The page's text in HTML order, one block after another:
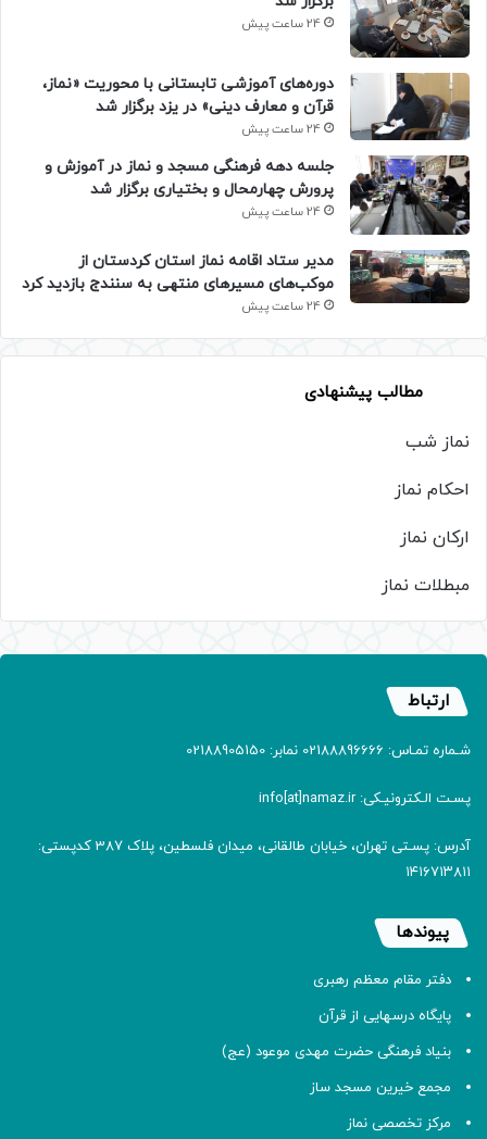
24 ساعت پیش
دوره‌های آموزشی تابستانی با محوریت «نماز،
قرآن و معارف دینی» در یزد برگزار شد
24 ساعت پیش
جلسه دهه فرهنگی مسجد و نماز در آموزش و
پرورش چهارمحال و بختیاری برگزار شد
24 ساعت پیش
مدیر ستاد اقامه نماز استان کردستان از
موکب‌های مسیرهای منتهی به سنندج بازدید کرد
24 ساعت پیش
مطالب پیشنهادی
نماز شب
احکام نماز
ارکان نماز
مبطلات نماز
ارتباط
شـماره تمـاس: 02188896666 نمابر: 02188905150
پسـت الـکترونیـکی: info[at]namaz.ir
آدرس: پسـتی تهران، خیابان طالقانی، میدان فلسطین، پلاک 387 کدپستی:
۱۴۱۶۷۱۳۸۱۱
پیوندها
دفتر مقام معظم رهبری
پایگاه درسهایی از قرآن
بنیاد فرهنگی حضرت مهدی موعود (عج)
مجمع خیرین مسجد ساز
مرکز تخصصی نماز